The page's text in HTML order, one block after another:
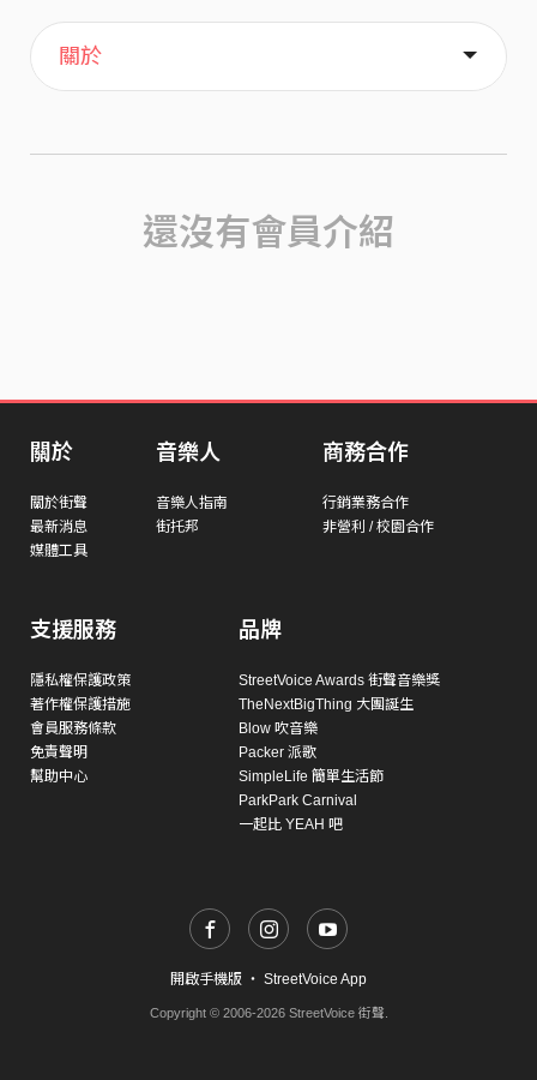
主頁
喜歡
關於
還沒有會員介紹
關於
關於街聲
最新消息
媒體工具
音樂人
音樂人指南
街托邦
商務合作
行銷業務合作
非營利 / 校園合作
支援服務
隱私權保護政策
著作權保護措施
會員服務條款
免責聲明
幫助中心
品牌
StreetVoice Awards 街聲音樂獎
TheNextBigThing 大團誕生
Blow 吹音樂
Packer 派歌
SimpleLife 簡單生活節
ParkPark Carnival
一起比 YEAH 吧
開啟手機版 ・ StreetVoice App
Copyright © 2006-2026 StreetVoice 街聲.